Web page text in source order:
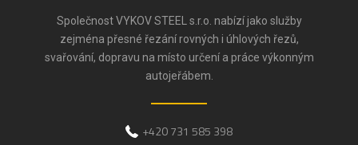
Společnost VYKOV STEEL s.r.o. nabízí jako služby
zejména přesné řezání rovných i úhlových řezů,
svařování, dopravu na místo určení a práce výkonným
autojeřábem.
+420 731 585 398